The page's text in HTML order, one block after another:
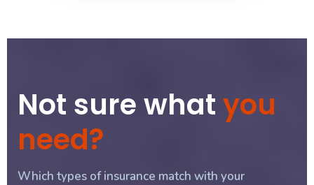
Not sure whatyou
need?
Which types of insurance match with your